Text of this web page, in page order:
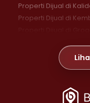
Properti Dijual di
Properti Dijual di
Properti Dijual di
Properti Dijual di
Properti Dijual di